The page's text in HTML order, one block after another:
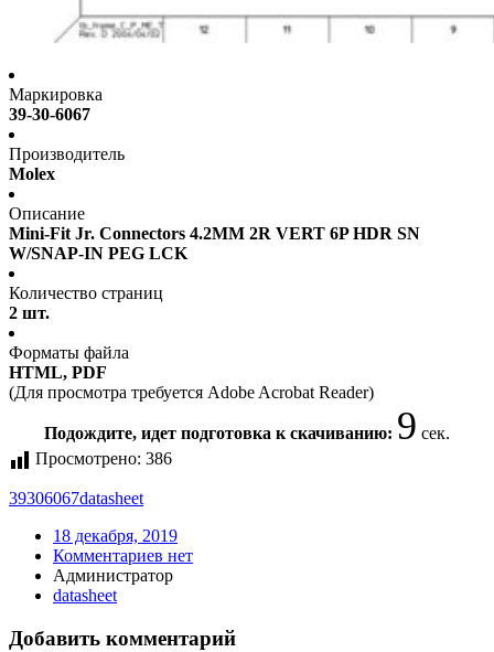
Маркировка
39-30-6067
Производитель
Molex
Описание
Mini-Fit Jr. Connectors 4.2MM 2R VERT 6P HDR SN
W/SNAP-IN PEG LCK
Количество страниц
2 шт.
Форматы файла
HTML, PDF
(Для просмотра требуется Adobe Acrobat Reader)
Подождите, идет подготовка к скачиванию: 9 сек.
Просмотрено: 386
39306067datasheet
18 декабря, 2019
Комментариев нет
Администратор
datasheet
Добавить комментарий